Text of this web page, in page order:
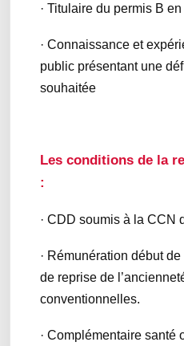
· Titulaire du permis B
· Connaissance et
public présentant une
souhaitée
Les conditions de la
:
· CDD soumis à la CCN
· Rémunération début
de reprise de
conventionnelles.
· Complémentaire santé